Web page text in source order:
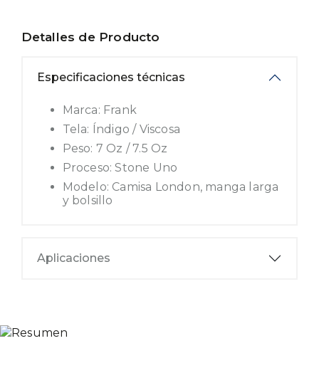
Detalles de Producto
Especificaciones técnicas
Marca: Frank
Tela: Índigo / Viscosa
Peso: 7 Oz / 7.5 Oz
Proceso: Stone Uno
Modelo: Camisa London, manga larga
y bolsillo
Aplicaciones